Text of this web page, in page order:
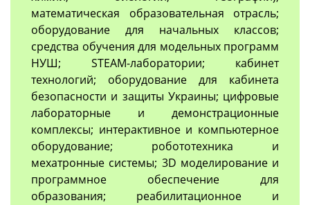
математическая образовательная отрасль;
оборудование для начальных классов;
средства обучения для модельных программ
НУШ; STEAM-лаборатории; кабинет
технологий; оборудование для кабинета
безопасности и защиты Украины; цифровые
лабораторные и демонстрационные
комплексы; интерактивное и компьютерное
оборудование; робототехника и
мехатронные системы; 3D моделирование и
программное обеспечение для
образования; реабилитационное и